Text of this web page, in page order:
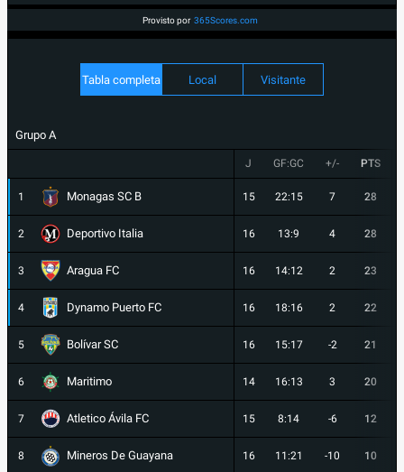
Provisto por 365Scores.com
Tabla completa Local Visitante
Grupo A
J GF:GC +/- PTS
1 Monagas SC B 15 22:15 7 28
2 Deportivo Italia 16 13:9 4 28
3 Aragua FC 16 14:12 2 23
4 Dynamo Puerto FC 16 18:16 2 22
5 Bolívar SC 16 15:17 -2 21
6 Maritimo 14 16:13 3 20
7 Atletico Ávila FC 15 8:14 -6 12
8 Mineros De Guayana 16 11:21 -10 10